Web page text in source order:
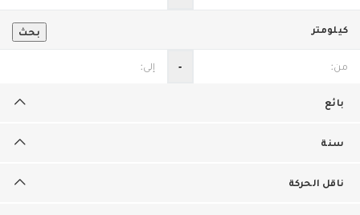
بحث كيلومتر
‐
بائع
سنة
ناقل الحركة